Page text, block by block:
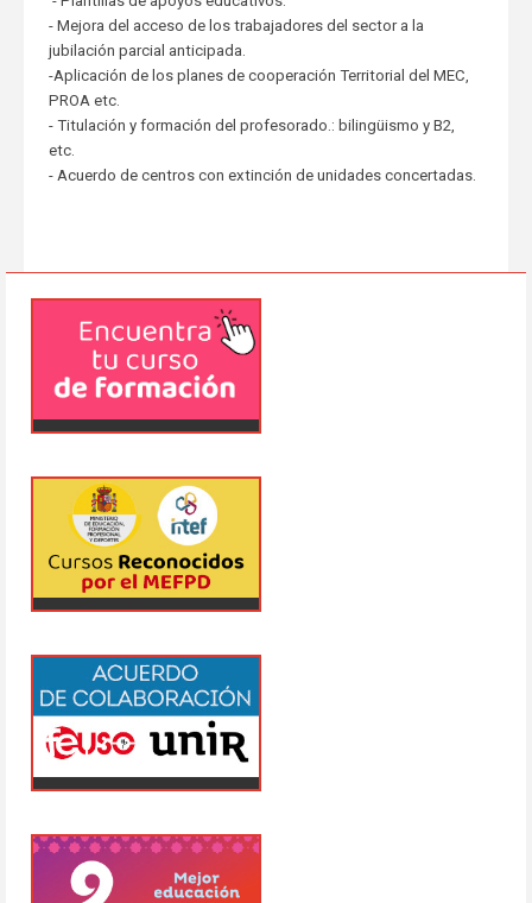
- Mejora del acceso de los trabajadores del sector a la
jubilación parcial anticipada.
-Aplicación de los planes de cooperación Territorial del MEC,
PROA etc.
- Titulación y formación del profesorado.: bilingüismo y B2,
etc.
- Acuerdo de centros con extinción de unidades concertadas.